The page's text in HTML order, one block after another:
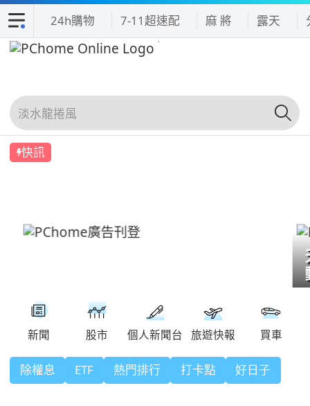
24h購物 7-11超速配 麻 將 露天
快訊
除權息 ETF 熱門排行 打卡點 好日子